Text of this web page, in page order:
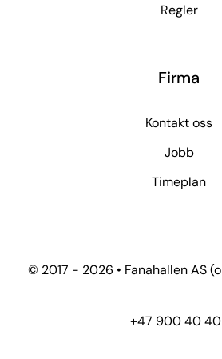
Regler
Firma
Kontakt oss
Jobb
Timeplan
© 2017 - 2026 • Fanahallen AS
+47 900 40